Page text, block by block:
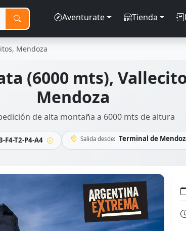
Aventurate
Tienda
Mendoza
(6000 mts),
Mendoza
de alta montaña a 6000 mts de altura
F4-T2-P4-A4 Salida desde: Terminal de